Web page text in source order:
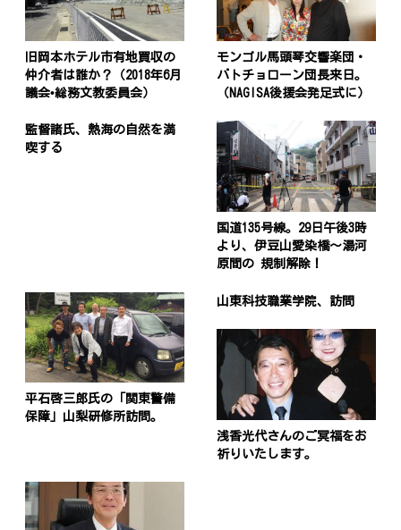
旧岡本ホテル市有地買収の
仲介者は誰か？（2018年6月
議会•総務文教委員会）
モンゴル馬頭琴交響楽団・
バトチョローン団長来日。
（NAGISA後援会発足式に）
監督諸氏、熱海の自然を満
喫する
国道135号線。29日午後3時
より、伊豆山愛染橋〜湯河
原間の 規制解除！
平石啓三郎氏の「関東警備
保障」山梨研修所訪問。
山東科技職業学院、訪問
浅香光代さんのご冥福をお
祈りいたします。